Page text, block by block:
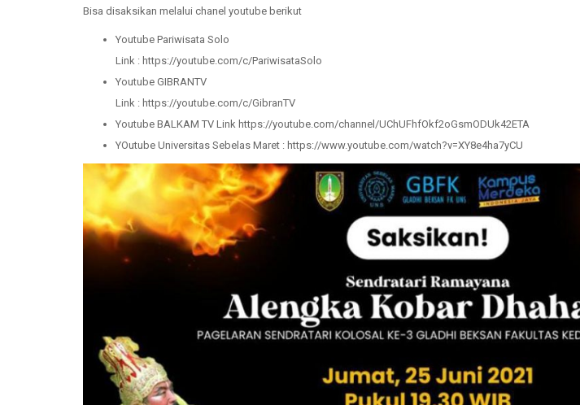
Bisa disaksikan melalui chanel youtube berikut
Youtube Pariwisata Solo
Link : https://youtube.com/c/PariwisataSolo
Youtube GIBRANTV
Link : https://youtube.com/c/GibranTV
Youtube BALKAM TV Link https://youtube.com/channel/UChUFhfOkf2oGsmODUk42ETA
YOutube Universitas Sebelas Maret : https://www.youtube.com/watch?v=XY8e4ha7yCU